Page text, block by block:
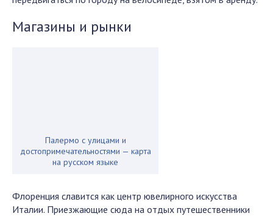
Магазины и рынки
Палермо с улицами и
достопримечательностями — карта
на русском языке
Флоренция славится как центр ювелирного искусства
Италии. Приезжающие сюда на отдых путешественники